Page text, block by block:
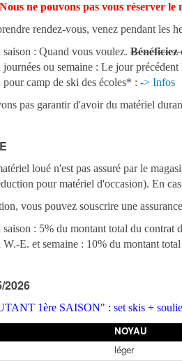
ne pouvons pas vous réserver
rendez-vous, venez pendant les
: Quand vous voulez. Bénéficiez
ou semaine : Le jour
camp de ski des écoles* : -> Infos
pas garantir d'avoir du matériel
loué n'est pas assuré par le
pour matériel d'occasion). En
vous pouvez souscrire une
: 5% du montant total du contrat
E. et semaine : 10% du montant
2026
1ère SAISON" : set skis +
NOYAU
léger